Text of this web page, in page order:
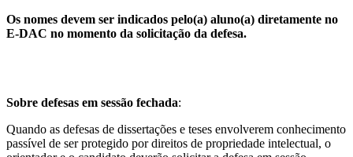
Os nomes devem ser indicados pelo(a) aluno(a) diretamente no
E-DAC no momento da solicitação da defesa.
Sobre defesas em sessão fechada:
Quando as defesas de dissertações e teses envolverem conhecimento
passível de ser protegido por direitos de propriedade intelectual, o